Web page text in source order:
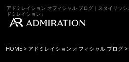
アドミレイション オフィシャル ブログ｜スタイリッ
ドミレイション」
HOME > アドミレイション オフィシャル ブログ >